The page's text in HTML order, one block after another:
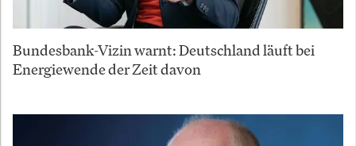
Bundesbank-Vizin warnt: Deutschland läuft bei
Energiewende der Zeit davon